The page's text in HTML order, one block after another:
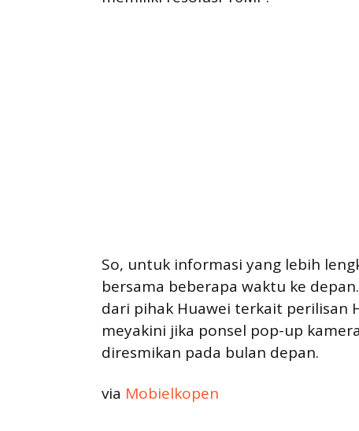
So, untuk informasi yang lebih
bersama beberapa waktu ke
dari pihak Huawei terkait perilisan
meyakini jika ponsel pop-up
diresmikan pada bulan depan.
via Mobielkopen